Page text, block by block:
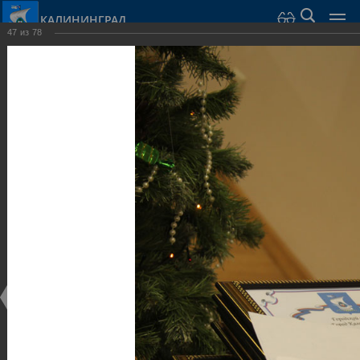
КАЛИНИНГРАД
Администрация
Взаимодействие с общественностью
›
Общегородской форум «Общественные и некоммерческие
организации в Калининграде: укрепление единства
российской нации в развитии институтов гражданского
общества в 2015 году» (учебный корпус Западного филиала
РАНХиГС, ул. Артиллерийская, г. Калининград, фот
Общегородской форум «Общественные и
некоммерческие организации в Калининграде:
укрепление единства российской нации в развитии
институтов гражданского общества в 2015 году»
(учебный корпус Западного филиала РАНХиГС, ул.
Артиллерийская, г. Калининград, фот
17.12.2015
47 из 78